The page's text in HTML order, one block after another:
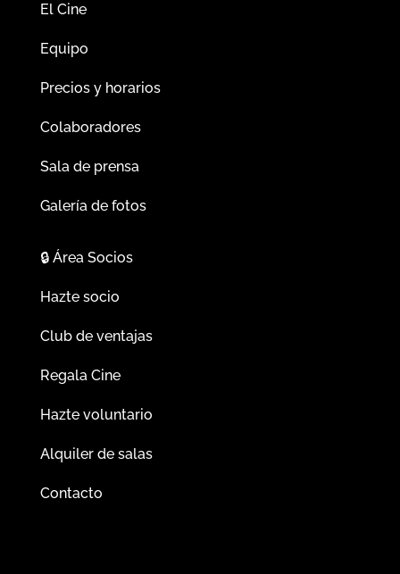
El Cine
Equipo
Precios y horarios
Colaboradores
Sala de prensa
Galería de fotos
🔒Área Socios
Hazte socio
Club de ventajas
Regala Cine
Hazte voluntario
Alquiler de salas
Contacto